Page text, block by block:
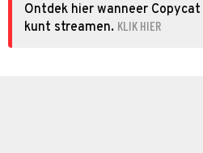
Ontdek hier wanneer
kunt streamen. KLIK HIER